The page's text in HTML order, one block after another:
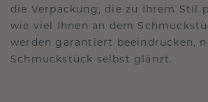
die Verpackung, die zu Ihrem Stil
wie viel Ihnen an dem
werden garantiert beeindrucken,
Schmuckstück selbst glänzt.